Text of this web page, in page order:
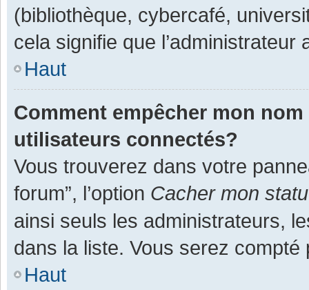
(bibliothèque, cybercafé,
cela signifie que
Haut
Comment empêcher mon
utilisateurs connectés?
Vous trouverez dans votre
forum”, l’option Cacher mon
ainsi seuls les administrateurs,
dans la liste. Vous serez
Haut